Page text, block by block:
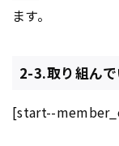
ます。
2-3.取り組ん
[start--